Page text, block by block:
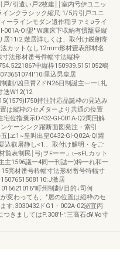
/引遣い戸2枚建￨￨室内号伊ユニッ
インクラシック縮尺:1/5片引戸ユニ
ーラインモダン遺作稲ヲァミυライ
001A-Ol盟"'W康床下収納有慣甑昼縦
11i2.敷居詳しくは、取付け鋭朗寄
カットなし12mm形材畳表部材名
法形材番号件幅寸法縦枠
中縦枠150939.5151052鴫
里込男皇居
劃/凶旦胃ZドN26目制誕主︺一L礼
迭W12(12
持注討応晶誕枠の見込み
は縦枠のセ〆ターより共通の位置
宅位指褒示D432-Gl-001A-Q2周回解
ケーシンク躍断面図発注・索引
|ヱ1~皇叫出皇0432-Gl-Q02A-Ql躍
込叡屠静し<1.、取付け腿明・をご
覧表制民￨弓jヲFーー」ι--sFLカット
主1596議一4同一刊誌一)枠一れ和一
亮材番号粋幅寸法形材番号特幅寸
激居
町州制劃/目的↓司何
変わっても、"居の位置は縦枠のセ
す.3030432ドG1・002A-02泌宜丙
つきましてはP.308'!-':三高石d¥.¥o寸